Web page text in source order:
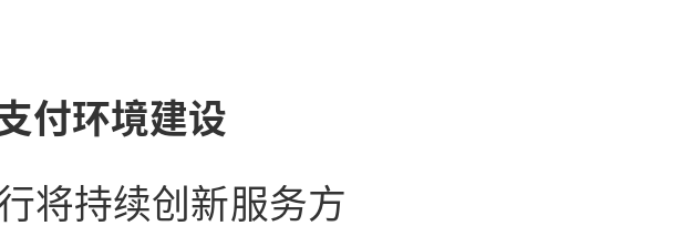
付环境建设
将持续创新服务方